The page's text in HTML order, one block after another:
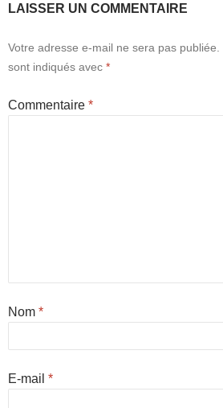
LAISSER UN COMMENTAIRE
Votre adresse e-mail ne sera pas publiée.
sont indiqués avec *
Commentaire *
Nom *
E-mail *